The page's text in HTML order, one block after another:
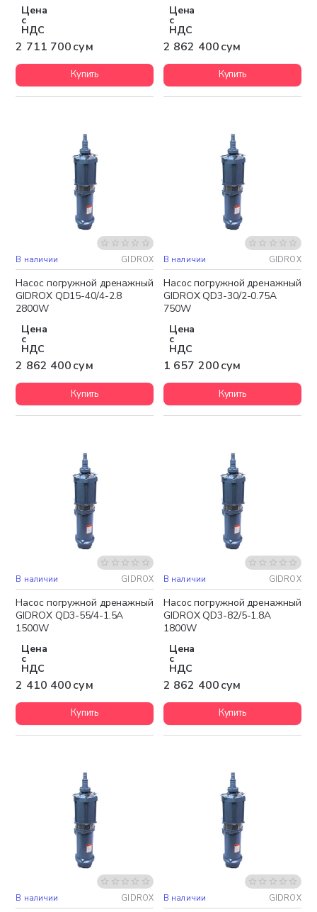
Цена
с
НДС
2 711 700 сум
Купить
Цена
с
НДС
2 862 400 сум
Купить
Бесплатная доставка
В наличии GIDROX
Насос погружной дренажный
GIDROX QD15-40/4-2.8
2800W
Цена
с
НДС
2 862 400 сум
Купить
Бесплатная доставка
В наличии GIDROX
Насос погружной дренажный
GIDROX QD3-30/2-0.75A
750W
Цена
с
НДС
1 657 200 сум
Купить
Бесплатная доставка
В наличии GIDROX
Насос погружной дренажный
GIDROX QD3-55/4-1.5A
1500W
Цена
с
НДС
2 410 400 сум
Купить
Бесплатная доставка
В наличии GIDROX
Насос погружной дренажный
GIDROX QD3-82/5-1.8A
1800W
Цена
с
НДС
2 862 400 сум
Купить
Бесплатная доставка
В наличии GIDROX Бесплатная доставка
В наличии GIDROX